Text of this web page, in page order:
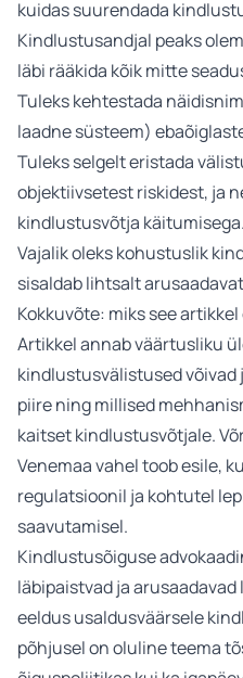
kuidas suurendada
Kindlustusandjal peaks
läbi rääkida kõik mitte
Tuleks kehtestada
laadne süsteem)
Tuleks selgelt eristada
objektiivsetest riskidest, ja
kindlustusvõtja käitumisega.
Vajalik oleks kohustuslik
sisaldab lihtsalt
Kokkuvõte: miks see
Artikkel annab väärtusliku
kindlustusvälistused võivad
piire ning millised
kaitset kindlustusvõtjale.
Venemaa vahel toob esile,
regulatsioonil ja kohtutel
saavutamisel.
Kindlustusõiguse
läbipaistvad ja
eeldus usaldusväärsele
põhjusel on oluline teema